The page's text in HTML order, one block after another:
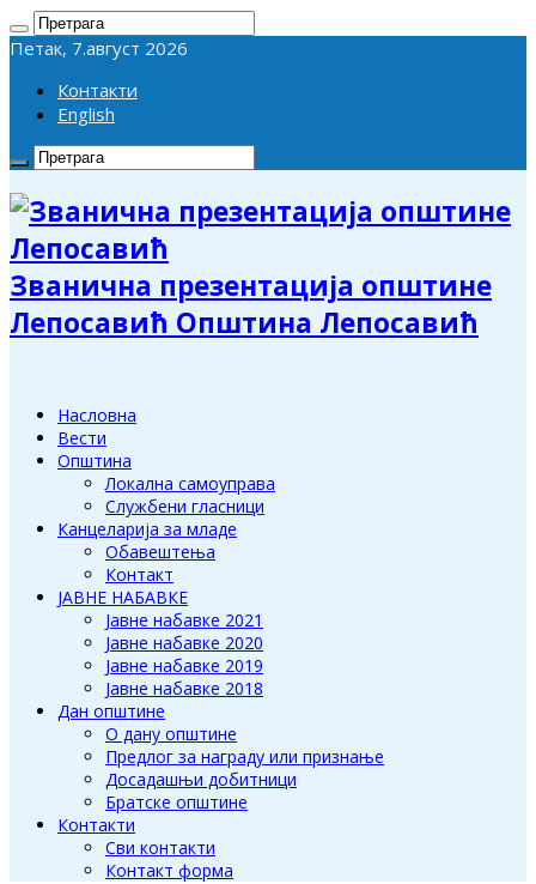
Петак, 7.август 2026
Контакти
English
Званична презентација општине
Лепосавић Општина Лепосавић
Насловна
Вести
Општина
Локална самоуправа
Службени гласници
Канцеларија за младе
Обавештења
Контакт
ЈАВНЕ НАБАВКЕ
Јавне набавке 2021
Јавне набавке 2020
Јавне набавке 2019
Јавне набавке 2018
Дан општине
О дану општине
Предлог за награду или признање
Досадашњи добитници
Братске општине
Контакти
Сви контакти
Контакт форма